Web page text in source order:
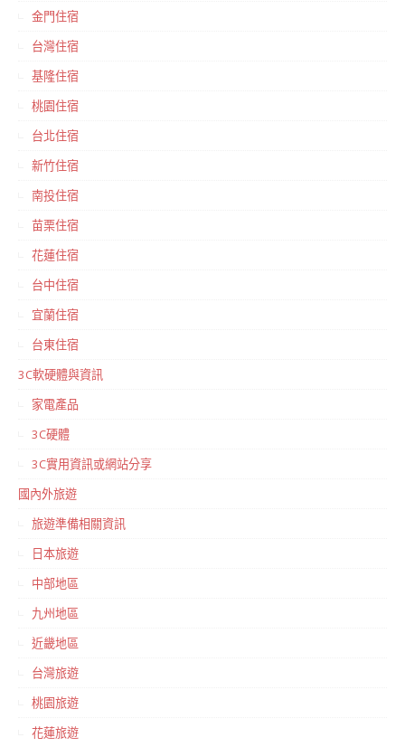
金門住宿
台灣住宿
基隆住宿
桃園住宿
台北住宿
新竹住宿
南投住宿
苗栗住宿
花蓮住宿
台中住宿
宜蘭住宿
台東住宿
3C軟硬體與資訊
家電產品
3C硬體
3C實用資訊或網站分享
國內外旅遊
旅遊準備相關資訊
日本旅遊
中部地區
九州地區
近畿地區
台灣旅遊
桃園旅遊
花蓮旅遊